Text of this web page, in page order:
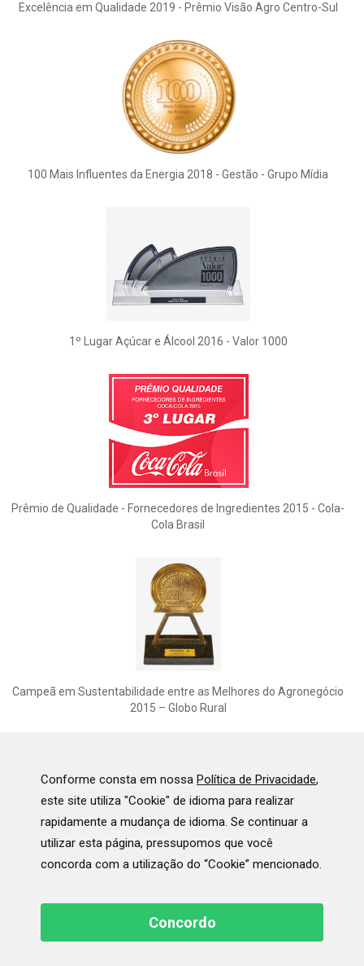
Excelência em Qualidade 2019 - Prêmio Visão Agro Centro-Sul
100 Mais Influentes da Energia 2018 - Gestão - Grupo Mídia
1º Lugar Açúcar e Álcool 2016 - Valor 1000
Prêmio de Qualidade - Fornecedores de Ingredientes 2015 - Cola-
Cola Brasil
Campeã em Sustentabilidade entre as Melhores do Agronegócio
2015 – Globo Rural
Melhor Gestão Corporativa - Melhores da Dinheiro Rural 2014
Conforme consta em nossa Política de Privacidade,
este site utiliza "Cookie" de idioma para realizar
rapidamente a mudança de idioma. Se continuar a
utilizar esta página, pressupomos que você
concorda com a utilização do “Cookie” mencionado.
Concordo